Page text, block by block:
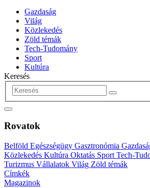
Gazdaság
Világ
Közlekedés
Zöld témák
Tech-Tudomány
Sport
Kultúra
Keresés
Rovatok
Belföld Egészségügy Gasztronómia
Közlekedés Kultúra Oktatás Sport Tech-
Turizmus Vállalatok Világ Zöld témák
Címkék
Magazinok